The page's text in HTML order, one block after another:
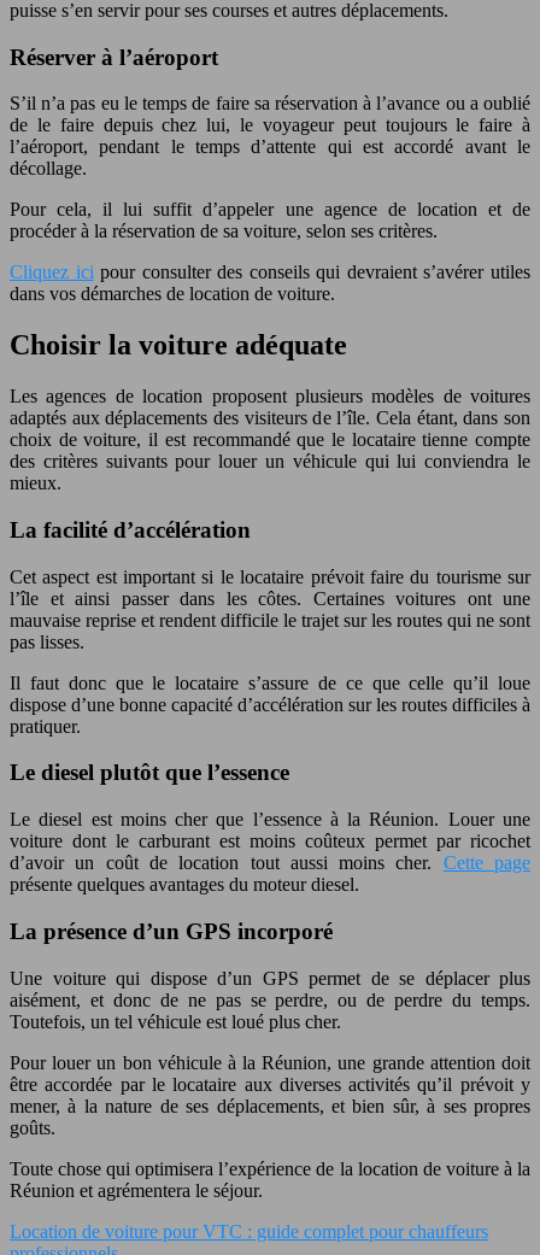
puisse s’en servir pour ses courses et autres déplacements.
Réserver à l’aéroport
S’il n’a pas eu le temps de faire sa réservation à l’avance ou a oublié
de le faire depuis chez lui, le voyageur peut toujours le faire à
l’aéroport, pendant le temps d’attente qui est accordé avant le
décollage.
Pour cela, il lui suffit d’appeler une agence de location et de
procéder à la réservation de sa voiture, selon ses critères.
Cliquez ici pour consulter des conseils qui devraient s’avérer utiles
dans vos démarches de location de voiture.
Choisir la voiture adéquate
Les agences de location proposent plusieurs modèles de voitures
adaptés aux déplacements des visiteurs de l’île. Cela étant, dans son
choix de voiture, il est recommandé que le locataire tienne compte
des critères suivants pour louer un véhicule qui lui conviendra le
mieux.
La facilité d’accélération
Cet aspect est important si le locataire prévoit faire du tourisme sur
l’île et ainsi passer dans les côtes. Certaines voitures ont une
mauvaise reprise et rendent difficile le trajet sur les routes qui ne sont
pas lisses.
Il faut donc que le locataire s’assure de ce que celle qu’il loue
dispose d’une bonne capacité d’accélération sur les routes difficiles à
pratiquer.
Le diesel plutôt que l’essence
Le diesel est moins cher que l’essence à la Réunion. Louer une
voiture dont le carburant est moins coûteux permet par ricochet
d’avoir un coût de location tout aussi moins cher. Cette page
présente quelques avantages du moteur diesel.
La présence d’un GPS incorporé
Une voiture qui dispose d’un GPS permet de se déplacer plus
aisément, et donc de ne pas se perdre, ou de perdre du temps.
Toutefois, un tel véhicule est loué plus cher.
Pour louer un bon véhicule à la Réunion, une grande attention doit
être accordée par le locataire aux diverses activités qu’il prévoit y
mener, à la nature de ses déplacements, et bien sûr, à ses propres
goûts.
Toute chose qui optimisera l’expérience de la location de voiture à la
Réunion et agrémentera le séjour.
Location de voiture pour VTC : guide complet pour chauffeurs